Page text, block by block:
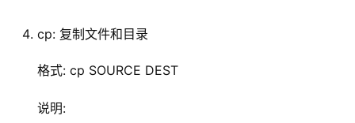
cp: 复制文件和目录
格式: cp SOURCE DEST
说明: